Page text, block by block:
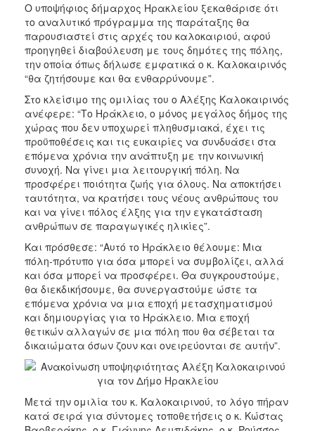
Ο υποψήφιος δήμαρχος Ηρακλείου ξεκαθάρισε ότι
το αναλυτικό πρόγραμμα της παράταξης θα
παρουσιαστεί στις αρχές του καλοκαιριού, αφού
προηγηθεί διαβούλευση με τους δημότες της πόλης,
την οποία όπως δήλωσε εμφατικά ο κ. Καλοκαιρινός
“θα ζητήσουμε και θα ενθαρρύνουμε”.
Στο κλείσιμο της ομιλίας του ο Αλέξης Καλοκαιρινός
ανέφερε: “Το Ηράκλειο, ο μόνος μεγάλος δήμος της
χώρας που δεν υποχωρεί πληθυσμιακά, έχει τις
προϋποθέσεις και τις ευκαιρίες να συνδυάσει στα
επόμενα χρόνια την ανάπτυξη με την κοινωνική
συνοχή. Να γίνει μια λειτουργική πόλη. Να
προσφέρει ποιότητα ζωής για όλους. Να αποκτήσει
ταυτότητα, να κρατήσει τους νέους ανθρώπους του
και να γίνει πόλος έλξης για την εγκατάσταση
ανθρώπων σε παραγωγικές ηλικίες”.
Και πρόσθεσε: “Αυτό το Ηράκλειο θέλουμε: Μια
πόλη-πρότυπο για όσα μπορεί να συμβολίζει, αλλά
και όσα μπορεί να προσφέρει. Θα συγκρουστούμε,
θα διεκδικήσουμε, θα συνεργαστούμε ώστε τα
επόμενα χρόνια να μια εποχή μετασχηματισμού
και δημιουργίας για το Ηράκλειο. Μια εποχή
θετικών αλλαγών σε μια πόλη που θα σέβεται τα
δικαιώματα όσων ζουν και ονειρεύονται σε αυτήν”.
Μετά την ομιλία του κ. Καλοκαιρινού, το λόγο πήραν
κατά σειρά για σύντομες τοποθετήσεις ο κ. Κώστας